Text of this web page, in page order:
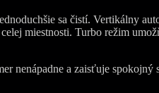
sa čistí. Vertikálny
miestnosti. Turbo režim
nenápadne a zaisťuje spokojný